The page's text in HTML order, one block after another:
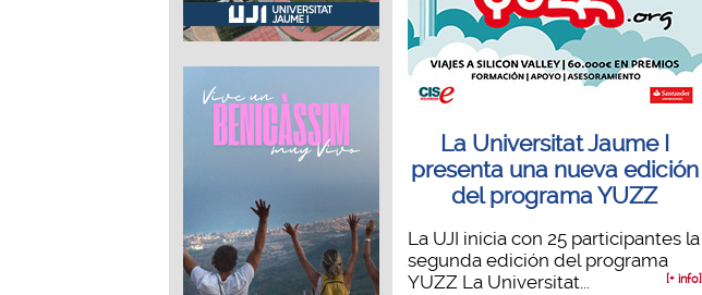
La Universitat Jaume I
presenta una nueva edición
del programa YUZZ
La UJI inicia con 25 participantes la
segunda edición del programa
YUZZ La Universitat...
[+ info]